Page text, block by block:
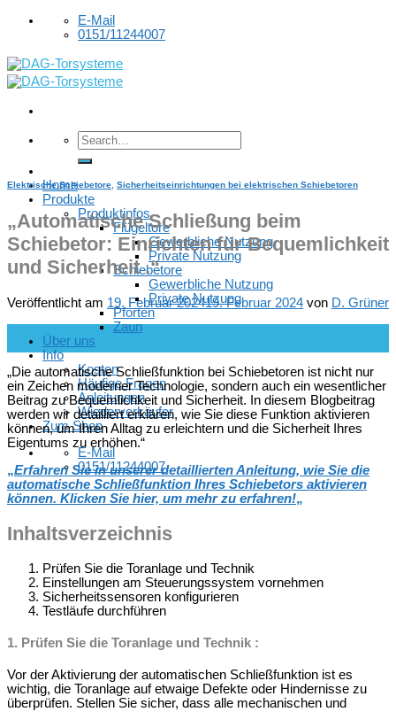
Skip
E-Mail
0151/11244007
Home
Produkte
Produktinfos
Flügeltore
Gewerbliche Nutzung
Private Nutzung
Schiebetore
Gewerbliche Nutzung
Private Nutzung
Pforten
Zaun
Über uns
Info
Kosten
Häufige Fragen
Anleitungen
Wiederverkäufer
Zum Shop
E-Mail
0151/11244007
Elektrische Schiebetore Sicherheitseinrichtungen bei elektrischen Schiebetoren
„Automatische Schließung beim
Schiebetor: Einrichten für Bequemlichkeit
und Sicherheit .“
Veröffentlicht am 19. Februar 202419. Februar 2024 von D. Grüner
Feb.
„Die automatische Schließfunktion bei Schiebetoren ist nicht nur
ein Zeichen moderner Technologie, sondern auch ein wesentlicher
Beitrag zu Bequemlichkeit und Sicherheit. In diesem Blogbeitrag
werden wir detailliert erklären, wie Sie diese Funktion aktivieren
können, um Ihren Alltag zu erleichtern und die Sicherheit Ihres
Eigentums zu erhöhen.“
„Erfahren Sie in unserer detaillierten Anleitung, wie Sie die
automatische Schließfunktion Ihres Schiebetors aktivieren
können. Klicken Sie hier, um mehr zu erfahren!„
Inhaltsverzeichnis
Prüfen Sie die Toranlage und Technik
Einstellungen am Steuerungssystem vornehmen
Sicherheitssensoren konfigurieren
Testläufe durchführen
1. Prüfen Sie die Toranlage und Technik :
Vor der Aktivierung der automatischen Schließfunktion ist es
wichtig, die Toranlage auf etwaige Defekte oder Hindernisse zu
überprüfen. Stellen Sie sicher, dass alle mechanischen und